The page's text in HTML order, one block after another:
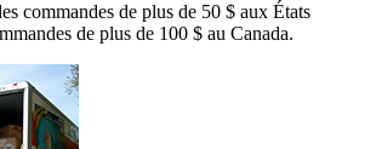
commandes de plus de 50 $ aux États
de plus de 100 $ au Canada.